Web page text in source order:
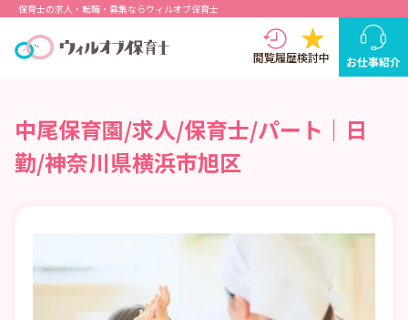
保育士の求人・転職・募集ならウィルオブ保育士
閲覧履歴検討中 お仕事紹介
中尾保育園/求人/保育士/パート｜日
勤/神奈川県横浜市旭区